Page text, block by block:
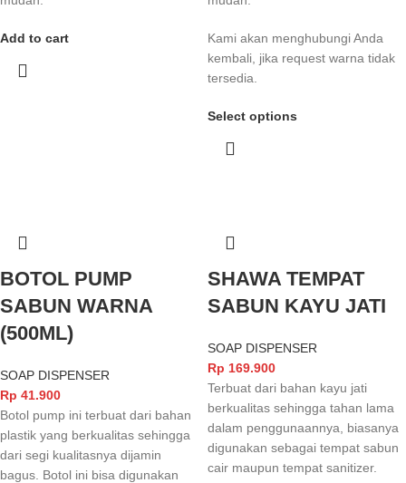
Add to cart
Kami akan menghubungi Anda
kembali, jika request warna tidak
tersedia.
Select options
BOTOL PUMP
SABUN WARNA
(500ML)
SOAP DISPENSER
Rp 41.900
Botol pump ini terbuat dari bahan
plastik yang berkualitas sehingga
dari segi kualitasnya dijamin
bagus. Botol ini bisa digunakan
SHAWA TEMPAT
SABUN KAYU JATI
SOAP DISPENSER
Rp 169.900
Terbuat dari bahan kayu jati
berkualitas sehingga tahan lama
dalam penggunaannya, biasanya
digunakan sebagai tempat sabun
cair maupun tempat sanitizer.